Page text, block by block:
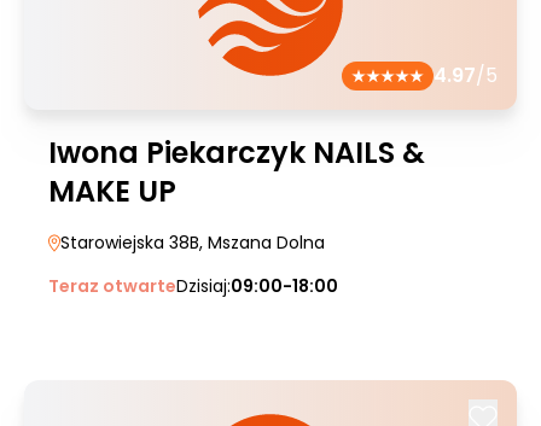
4.97/5
Iwona Piekarczyk NAILS &
MAKE UP
Starowiejska 38B, Mszana Dolna
Teraz otwarteDzisiaj:09:00-18:00